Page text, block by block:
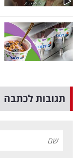
תגובות לכתבה